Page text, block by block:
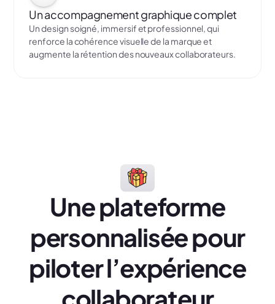
Un accompagnement graphique complet
Un design soigné, immersif et professionnel, qui
renforce la cohérence visuelle de la marque et
augmente la rétention des nouveaux collaborateurs.
Une plateforme
personnalisée pour
piloter l’expérience